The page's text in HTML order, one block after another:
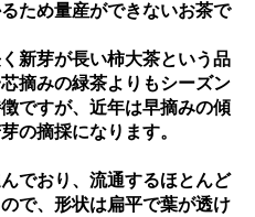
ため量産ができないお茶で
新芽が長い柿大茶という品
摘みの緑茶よりもシーズン
ですが、近年は早摘みの傾
の摘採になります。
でおり、流通するほとんど
で、形状は扁平で葉が透け